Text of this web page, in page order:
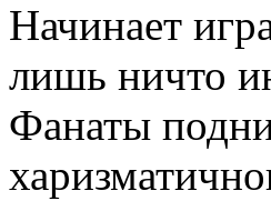
Начинает
лишь ничто
Фанаты